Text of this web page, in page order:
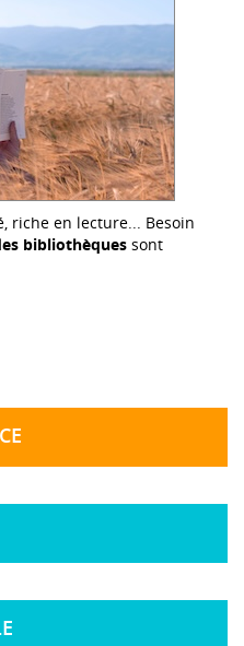
riche en lecture... Besoin
bibliothèques sont